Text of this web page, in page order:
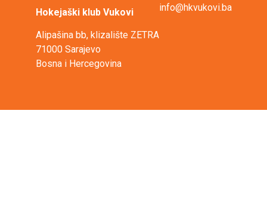
Hokejaški klub Vukovi
Alipašina bb, klizalište ZETRA
71000 Sarajevo
Bosna i Hercegovina
info@hkvukovi.ba